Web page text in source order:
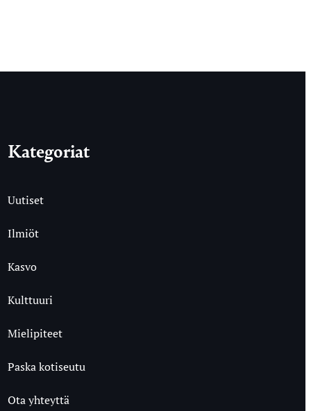
Kategoriat
Uutiset
Ilmiöt
Kasvo
Kulttuuri
Mielipiteet
Paska kotiseutu
Ota yhteyttä